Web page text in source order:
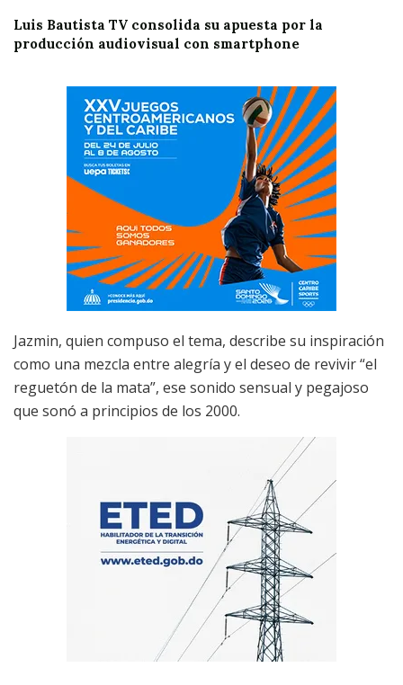
Luis Bautista TV consolida su apuesta por la
producción audiovisual con smartphone
Jazmin, quien compuso el tema, describe su inspiración
como una mezcla entre alegría y el deseo de revivir “el
reguetón de la mata”, ese sonido sensual y pegajoso
que sonó a principios de los 2000.